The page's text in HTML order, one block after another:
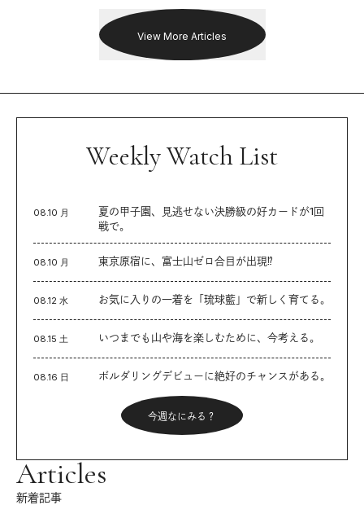
View More Articles
Weekly Watch List
08.10 月
夏の甲子園、見逃せない決勝級の好カードが1回
戦で。
08.10 月 東京原宿に、富士山ゼロ合目が出現⁉︎
08.12 水 お気に入りの一着を「琉球藍」で新しく育てる。
08.15 土 いつまでも山や海を楽しむために、今考える。
08.16 日 ボルダリングデビューに絶好のチャンスがある。
今週なにみる？
Articles
新着記事